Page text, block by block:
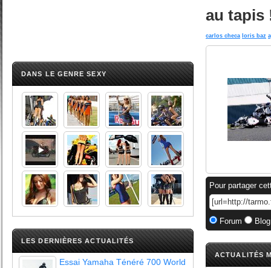
DANS LE GENRE SEXY
LES DERNIÈRES ACTUALITÉS
Essai Yamaha Ténéré 700 World
au tapis
carlos checa loris baz
Pour partager
Forum
ACTUALITÉS